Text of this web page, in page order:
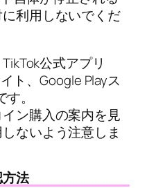
利用しないでくだ
公式アプリ
ト、Google Playス
。
ン購入の案内を見
ないよう注意しま
法